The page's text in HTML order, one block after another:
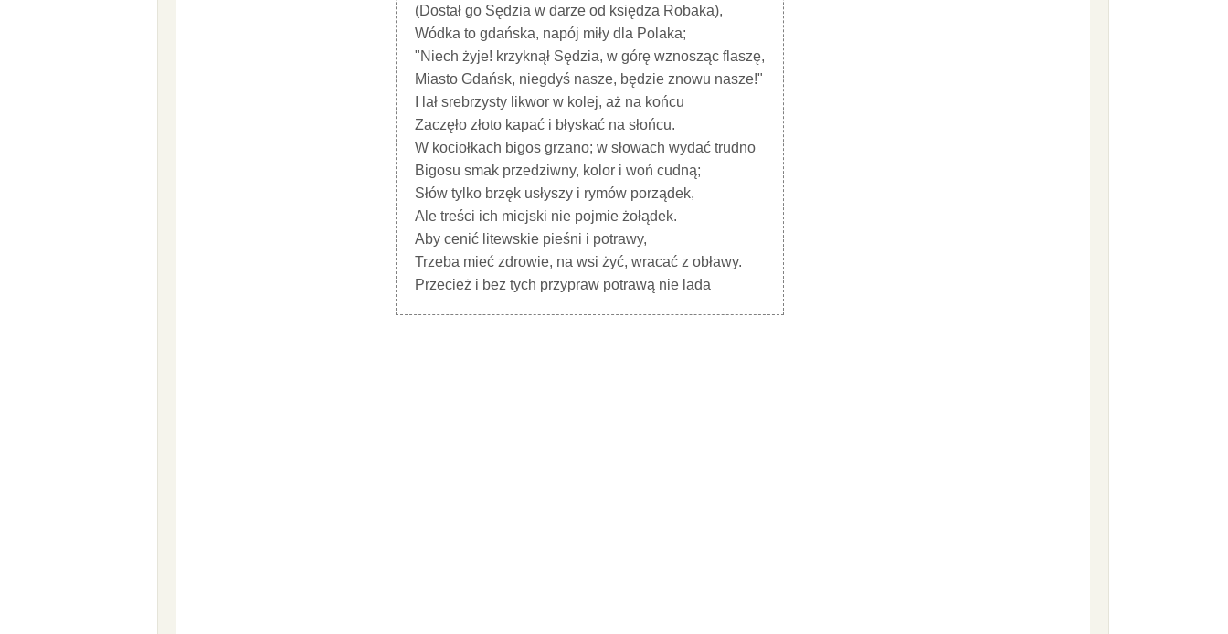
(Dostał go Sędzia w darze od księdza Robaka),
Wódka to gdańska, napój miły dla Polaka;
"Niech żyje! krzyknął Sędzia, w górę wznosząc flaszę,
Miasto Gdańsk, niegdyś nasze, będzie znowu nasze!"
I lał srebrzysty likwor w kolej, aż na końcu
Zaczęło złoto kapać i błyskać na słońcu.
W kociołkach bigos grzano; w słowach wydać trudno
Bigosu smak przedziwny, kolor i woń cudną;
Słów tylko brzęk usłyszy i rymów porządek,
Ale treści ich miejski nie pojmie żołądek.
Aby cenić litewskie pieśni i potrawy,
Trzeba mieć zdrowie, na wsi żyć, wracać z obławy.
Przecież i bez tych przypraw potrawą nie lada